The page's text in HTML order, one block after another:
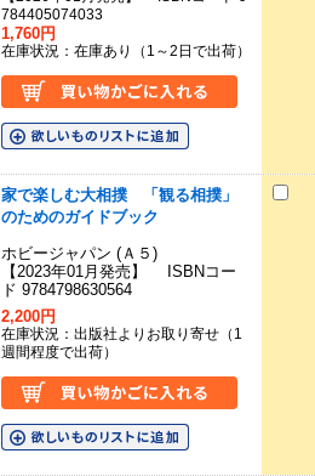
784405074033
1,760円
在庫状況：在庫あり（1～2日で出荷）
家で楽しむ大相撲 「観る相撲」
のためのガイドブック
ホビージャパン (Ａ５)
【2023年01月発売】 ISBNコー
ド 9784798630564
2,200円
在庫状況：出版社よりお取り寄せ（1
週間程度で出荷）